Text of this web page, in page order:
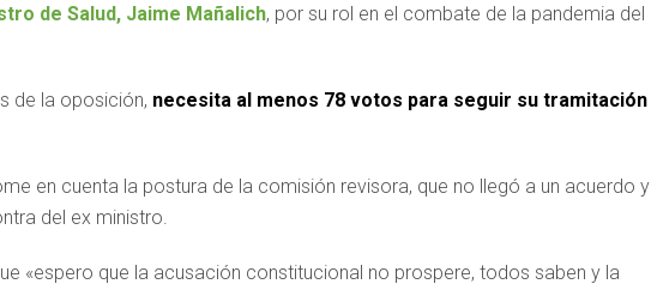
de Salud, Jaime Mañalich, por su rol en el combate de la pandemia del
de la oposición, necesita al menos 78 votos para seguir su tramitación
en cuenta la postura de la comisión revisora, que no llegó a un acuerdo y
del ex ministro.
«espero que la acusación constitucional no prospere, todos saben y la